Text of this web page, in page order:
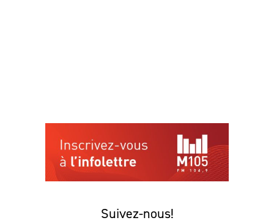
Suivez-nous!